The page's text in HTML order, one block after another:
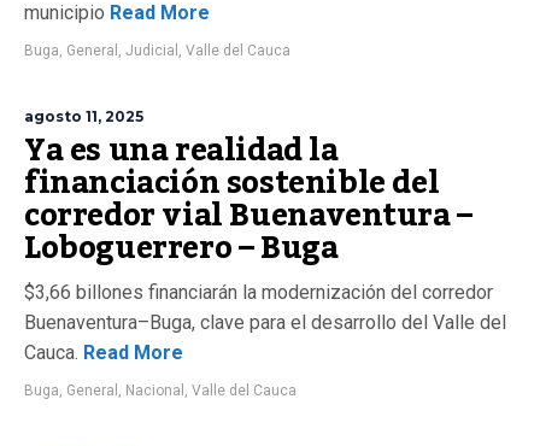
municipio Read More
Buga, General , Judicial , Valle del Cauca
agosto 11, 2025
Ya es una realidad la
financiación sostenible del
corredor vial Buenaventura –
Loboguerrero – Buga
$3,66 billones financiarán la modernización del corredor
Buenaventura–Buga, clave para el desarrollo del Valle del
Cauca. Read More
Buga, General , Nacional , Valle del Cauca